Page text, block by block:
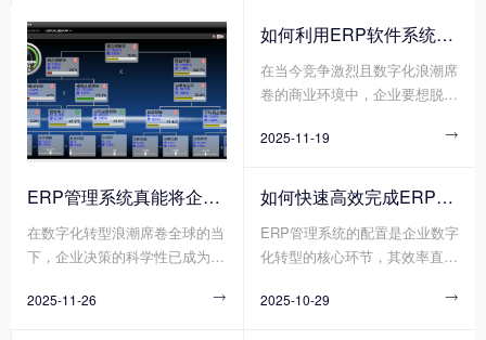
制化程度的需求截然不同。
跨越式升级。那么您知道传统企
（中国）股份有限公司 重塑竞
争力吗?
为企业提供了一体化的管理解决
方案。无论是成本控制、决策效
率还是供应链协同，ERP正帮助
企业解决那些传统管理模式
下“想改却改不动”的深层问题。
效等问题陷入“上不去、下不
来”的困境。那么您知道企业如
何高效应用ERP软件吗?
ERP管理系统真能将企业数据转化为可执行决策吗?
在数字化转型浪潮席卷全球的当
下，企业决策的科学性已成为决
统决策模式依赖经验判断与局部
2025-11-26 
如何利用ERP软件系统更好提升企业运营效率?
在当今竞争激烈且数字化浪潮席
卷的商业环境中，企业要想脱颖
营效率是关键所在。而ERP软件
正凭借其强大的整合与协同能
力，成为企业提升运营效率的得
力助手。
2025-11-19 
如何快速高效完成ERP管理系统配置?
ERP管理系统的配置是企业数字
化转型的核心环节，其效率直接
放速度。然而，传统ERP管理系
2025-10-29 